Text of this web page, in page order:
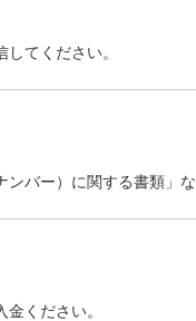
てください。
ンバー）に関する書類」
金ください。